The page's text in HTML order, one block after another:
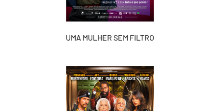
UMA MULHER SEM FILTRO